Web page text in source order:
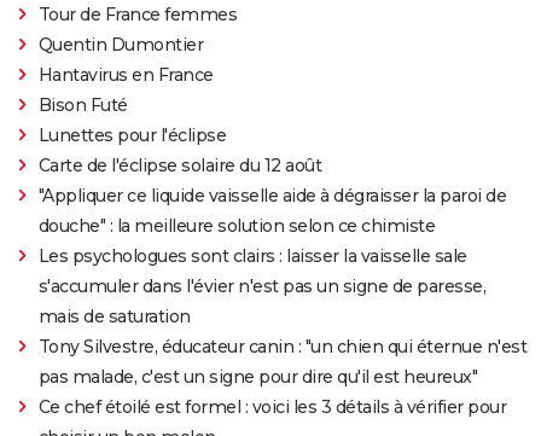
Tour de France femmes
Quentin Dumontier
Hantavirus en France
Bison Futé
Lunettes pour l'éclipse
Carte de l'éclipse solaire du 12 août
"Appliquer ce liquide vaisselle aide à dégraisser la paroi de
douche" : la meilleure solution selon ce chimiste
Les psychologues sont clairs : laisser la vaisselle sale
s'accumuler dans l'évier n'est pas un signe de paresse,
mais de saturation
Tony Silvestre, éducateur canin : "un chien qui éternue n'est
pas malade, c'est un signe pour dire qu'il est heureux"
Ce chef étoilé est formel : voici les 3 détails à vérifier pour